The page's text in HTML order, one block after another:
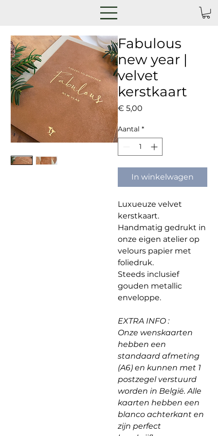
Fabulous
new year |
velvet
kerstkaart
€ 5,00
Aantal *
In winkelwagen
Luxueuze velvet
kerstkaart.
Handmatig gedrukt in
onze eigen atelier op
velours papier met
foliedruk.
Steeds inclusief
gouden metallic
enveloppe.
EXTRA INFO :
Onze wenskaarten
hebben een
standaard afmeting
(A6) en kunnen met 1
postzegel verstuurd
worden in België. Alle
kaarten hebben een
blanco achterkant en
zijn perfect